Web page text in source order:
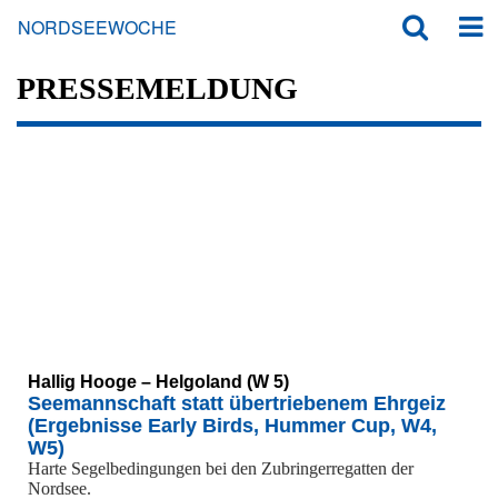
NORDSEEWOCHE
PRESSEMELDUNG
Hallig Hooge – Helgoland (W 5)
Seemannschaft statt übertriebenem Ehrgeiz
(Ergebnisse Early Birds, Hummer Cup, W4,
W5)
Harte Segelbedingungen bei den Zubringerregatten der
Nordsee.